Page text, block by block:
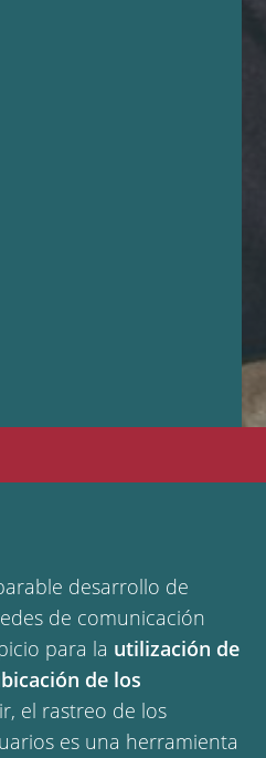
desarrollo de
de comunicación
para la utilización de
de los
el rastreo de los
es una herramienta